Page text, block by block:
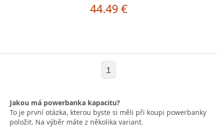
44.49 €
1
Jakou má powerbanka kapacitu?
To je první otázka, kterou byste si měli při koupi powerbanky
položit. Na výběr máte z několika variant.